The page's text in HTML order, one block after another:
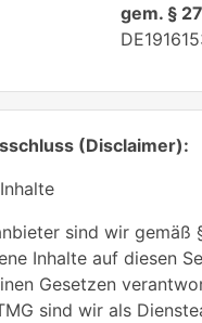
gem. §
(Disclaimer):
sind wir gemäß
Inhalte auf diesen
Gesetzen
sind wir als